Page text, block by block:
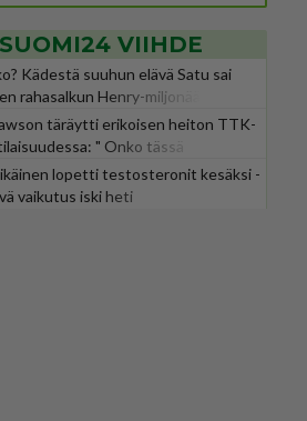
SUOMI24 VIIHDE
Kädestä suuhun elävä Satu sai
rahasalkun Henry-miljonääriltä
täräytti erikoisen heiton TTK-
" Onko tässä
lopetti testosteronit kesäksi -
vaikutus iski heti